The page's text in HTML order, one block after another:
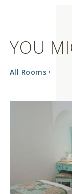
YOU
All Rooms